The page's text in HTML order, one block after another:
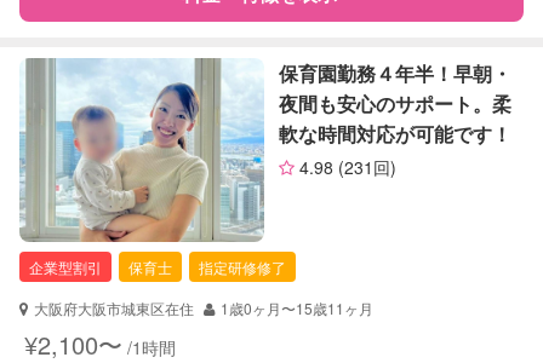
定期予約 お引き受けしていません
お子様の撮影
（定期特典）
対応不可
特徴 料金 レビュー
サポートの特徴
資格
企業型割引対象(旧内閣府補助対象)
自治体届出済ベビーシッター
保育士
幼稚園教諭
保育園勤務４年半！早朝・
夜間も安心のサポート。柔
軟な時間対応が可能です！
4.98 (231回)
企業型割引 保育士
指定研修修了
大阪府大阪市城東区在住
1歳0ヶ月〜15歳11ヶ月
¥2,100〜 /1時間